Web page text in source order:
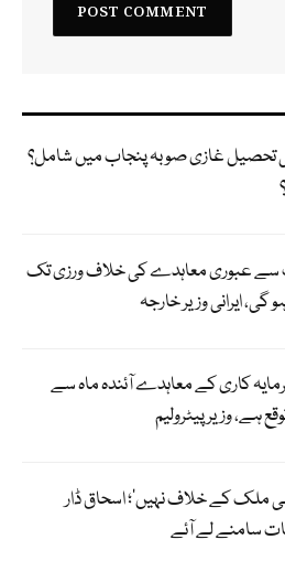
کی تحصیل غازی صوبہ پنجاب میں شامل؟
سے عبوری معاہدے کی خلاف ورزی تک
ایرانی وزیر خارجہ
کاری کے معاہدے آئندہ ماہ سے
ہے، وزیر پیٹرولیم
ملک کے خلاف نہیں’؛ اسحاق ڈار
سامنے لے آئے